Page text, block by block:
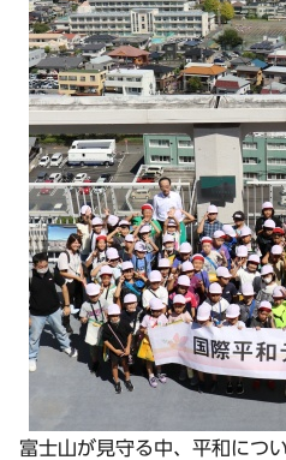
富士山が見守る中、平和につ